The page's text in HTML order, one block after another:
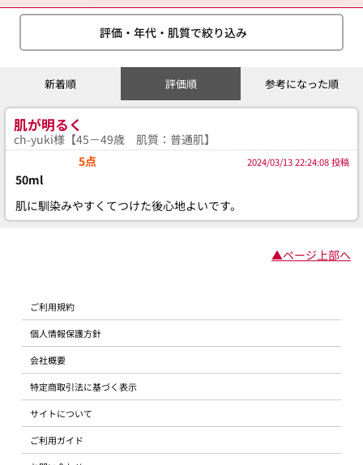
評価・年代・肌質で絞り込み
新着順 評価順 参考になった順
肌が明るく
ch-yuki様【45－49歳 肌質：普通肌】
5点
2024/03/13 22:24:08 投稿
50ml
肌に馴染みやすくてつけた後心地よいです。
▲ページ上部へ
ご利用規約
個人情報保護方針
会社概要
特定商取引法に基づく表示
サイトについて
ご利用ガイド